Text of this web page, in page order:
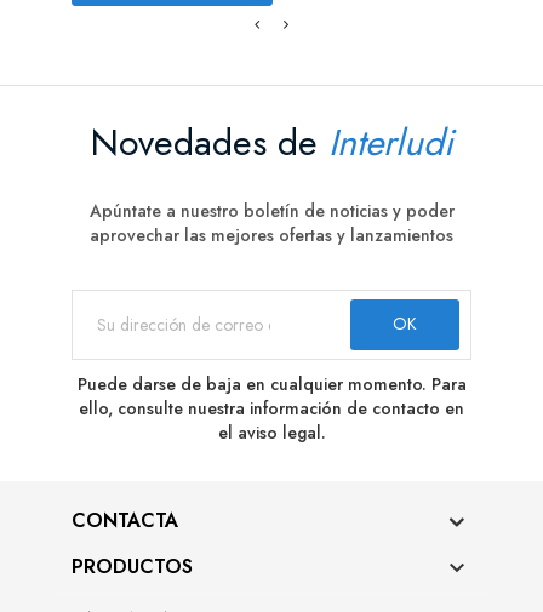
Novedades de Interludi
Apúntate a nuestro boletín de noticias y poder
aprovechar las mejores ofertas y lanzamientos
Puede darse de baja en cualquier momento. Para
ello, consulte nuestra información de contacto en
el aviso legal.
CONTACTA
PRODUCTOS
